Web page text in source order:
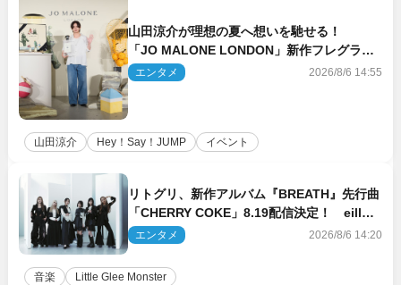
山田涼介が理想の夏へ想いを馳せる！
「JO MALONE LONDON」新作フレグラン
スを体験
エンタメ 2026/8/6 14:55
山田涼介 Hey！Say！JUMP イベント
リトグリ、新作アルバム『BREATH』先行曲
「CHERRY COKE」8.19配信決定！ eill書
き下ろしのラブソング
エンタメ 2026/8/6 14:20
音楽 Little Glee Monster